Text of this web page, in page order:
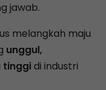
jawab.
melangkah maju
unggul,
tinggidi industri